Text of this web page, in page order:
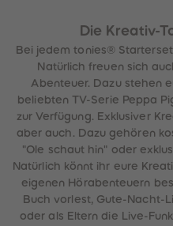
Die Kreativ-
Bei jedem tonies®
Natürlich freuen sich
Abenteuer. Dazu stehen
beliebten TV-Serie Peppa
zur Verfügung. Exklusiver
aber auch. Dazu gehören
"Ole schaut hin" oder
Natürlich könnt ihr eure
eigenen Hörabenteuern
Buch vorlest, Gute-Nacht-
oder als Eltern die Live-